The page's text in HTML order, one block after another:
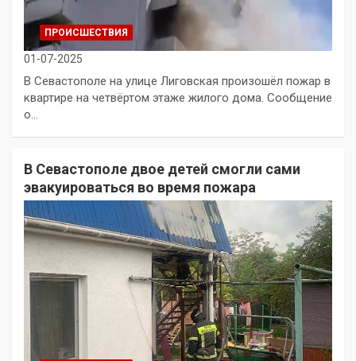
ПРОИСШЕСТВИЯ
01-07-2025
В Севастополе на улице Лиговская произошёл пожар в
квартире на четвёртом этаже жилого дома. Сообщение
о…
В Севастополе двое детей смогли сами
эвакуироваться во время пожара